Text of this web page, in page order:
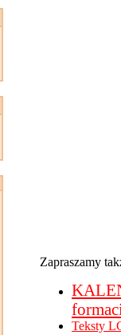
Zapraszamy
Teksty